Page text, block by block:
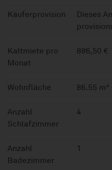
Käuferprovision
Dieses
Kaltmiete pro
Monat
886,50 €
Wohnfläche 86.55 m²
Anzahl
Schlafzimmer
4
Anzahl
Badezimmer
1